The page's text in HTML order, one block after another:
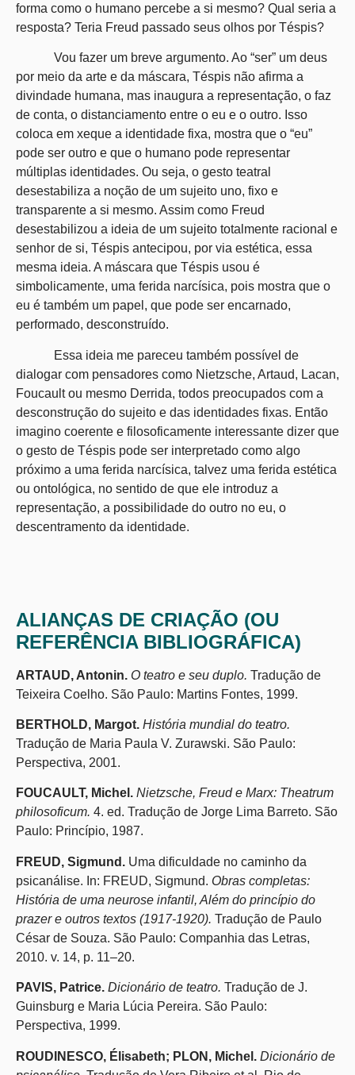
forma como o humano percebe a si mesmo? Qual seria a
resposta? Teria Freud passado seus olhos por Téspis?
Vou fazer um breve argumento. Ao “ser” um deus
por meio da arte e da máscara, Téspis não afirma a
divindade humana, mas inaugura a representação, o faz
de conta, o distanciamento entre o eu e o outro. Isso
coloca em xeque a identidade fixa, mostra que o “eu”
pode ser outro e que o humano pode representar
múltiplas identidades. Ou seja, o gesto teatral
desestabiliza a noção de um sujeito uno, fixo e
transparente a si mesmo. Assim como Freud
desestabilizou a ideia de um sujeito totalmente racional e
senhor de si, Téspis antecipou, por via estética, essa
mesma ideia. A máscara que Téspis usou é
simbolicamente, uma ferida narcísica, pois mostra que o
eu é também um papel, que pode ser encarnado,
performado, desconstruído.
Essa ideia me pareceu também possível de
dialogar com pensadores como Nietzsche, Artaud, Lacan,
Foucault ou mesmo Derrida, todos preocupados com a
desconstrução do sujeito e das identidades fixas. Então
imagino coerente e filosoficamente interessante dizer que
o gesto de Téspis pode ser interpretado como algo
próximo a uma ferida narcísica, talvez uma ferida estética
ou ontológica, no sentido de que ele introduz a
representação, a possibilidade do outro no eu, o
descentramento da identidade.
ALIANÇAS DE CRIAÇÃO (OU
REFERÊNCIA BIBLIOGRÁFICA)
ARTAUD, Antonin. O teatro e seu duplo. Tradução de
Teixeira Coelho. São Paulo: Martins Fontes, 1999.
BERTHOLD, Margot. História mundial do teatro.
Tradução de Maria Paula V. Zurawski. São Paulo:
Perspectiva, 2001.
FOUCAULT, Michel. Nietzsche, Freud e Marx: Theatrum
philosoficum. 4. ed. Tradução de Jorge Lima Barreto. São
Paulo: Princípio, 1987.
FREUD, Sigmund. Uma dificuldade no caminho da
psicanálise. In: FREUD, Sigmund. Obras completas:
História de uma neurose infantil, Além do princípio do
prazer e outros textos (1917-1920). Tradução de Paulo
César de Souza. São Paulo: Companhia das Letras,
2010. v. 14, p. 11–20.
PAVIS, Patrice. Dicionário de teatro. Tradução de J.
Guinsburg e Maria Lúcia Pereira. São Paulo:
Perspectiva, 1999.
ROUDINESCO, Élisabeth; PLON, Michel. Dicionário de